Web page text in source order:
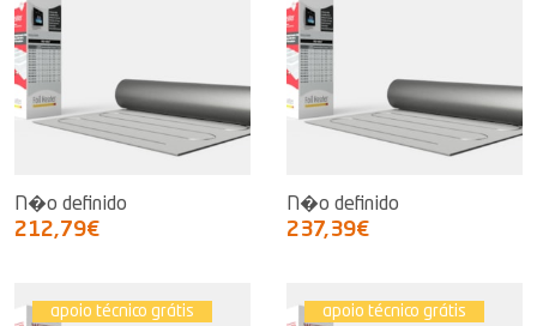
N�o definido
212,79€
N�o definido
237,39€
apoio técnico grátis apoio técnico grátis